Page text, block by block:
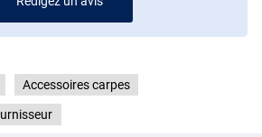
Accessoires carpes